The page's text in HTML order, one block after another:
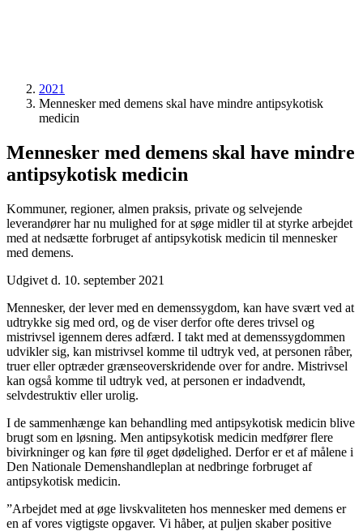
2021
Mennesker med demens skal have mindre antipsykotisk
medicin
Mennesker med demens skal have mindre
antipsykotisk medicin
Kommuner, regioner, almen praksis, private og selvejende
leverandører har nu mulighed for at søge midler til at styrke arbejdet
med at nedsætte forbruget af antipsykotisk medicin til mennesker
med demens.
Udgivet d. 10. september 2021
Mennesker, der lever med en demenssygdom, kan have svært ved at
udtrykke sig med ord, og de viser derfor ofte deres trivsel og
mistrivsel igennem deres adfærd. I takt med at demenssygdommen
udvikler sig, kan mistrivsel komme til udtryk ved, at personen råber,
truer eller optræder grænseoverskridende over for andre. Mistrivsel
kan også komme til udtryk ved, at personen er indadvendt,
selvdestruktiv eller urolig.
I de sammenhænge kan behandling med antipsykotisk medicin blive
brugt som en løsning. Men antipsykotisk medicin medfører flere
bivirkninger og kan føre til øget dødelighed. Derfor er et af målene i
Den Nationale Demenshandleplan at nedbringe forbruget af
antipsykotisk medicin.
”Arbejdet med at øge livskvaliteten hos mennesker med demens er
en af vores vigtigste opgaver. Vi håber, at puljen skaber positive